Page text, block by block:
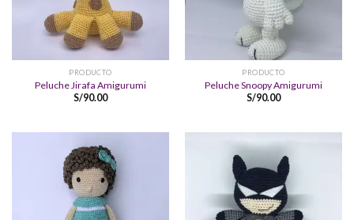
PRODUCTO
Peluche Jirafa Amigurumi
S/90.00
PRODUCTO
Peluche Snoopy Amigurumi
S/90.00